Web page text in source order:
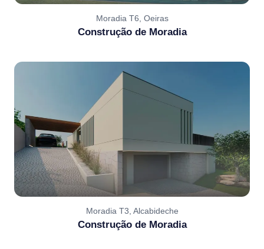
Moradia T6, Oeiras
Construção de Moradia
Moradia T3, Alcabideche
Construção de Moradia